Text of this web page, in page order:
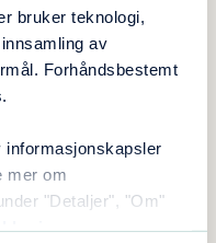
bruker teknologi,
av
Forhåndsbestemt
mer om
"Detaljer", "Om"
viktig å mestre og
rusfritt liv, sier
til neste dose det
lider.
tema: Mestre sin